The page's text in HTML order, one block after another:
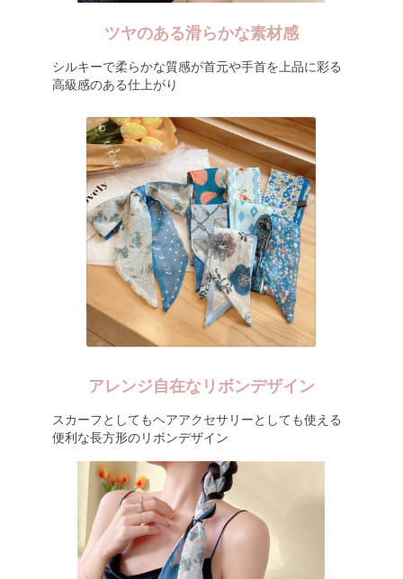
ツヤのある滑らかな素材感
シルキーで柔らかな質感が首元や手首を上品に彩る
高級感のある仕上がり
アレンジ自在なリボンデザイン
スカーフとしてもヘアアクセサリーとしても使える
便利な長方形のリボンデザイン